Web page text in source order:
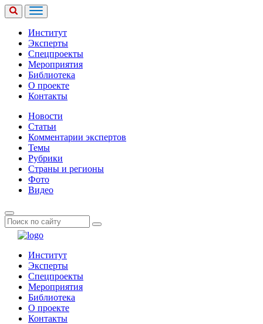
Институт
Эксперты
Спецпроекты
Мероприятия
Библиотека
О проекте
Контакты
Новости
Статьи
Комментарии экспертов
Темы
Рубрики
Страны и регионы
Фото
Видео
Институт
Эксперты
Спецпроекты
Мероприятия
Библиотека
О проекте
Контакты